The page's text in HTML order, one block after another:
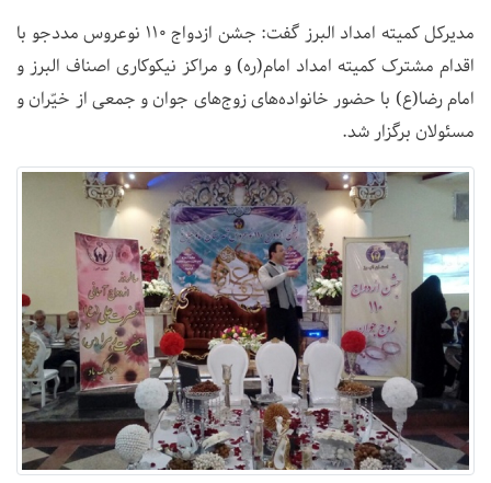
مدیرکل کمیته امداد البرز گفت: جشن ازدواج ۱۱۰ نوعروس مددجو با
اقدام مشترک کمیته امداد امام(ره) و مراکز نیکوکاری اصناف البرز و
امام رضا(ع) با حضور خانواده‌های زوج‌های جوان و جمعی از خیّران و
مسئولان برگزار شد.